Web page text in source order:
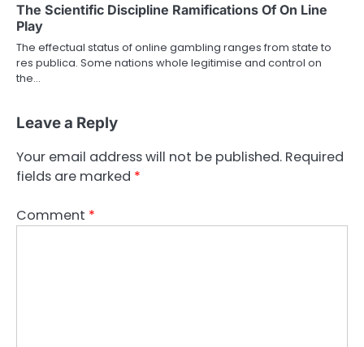
The Scientific Discipline Ramifications Of On Line
Play
The effectual status of online gambling ranges from state to
res publica. Some nations whole legitimise and control on
the…
Leave a Reply
Your email address will not be published. Required
fields are marked *
Comment *